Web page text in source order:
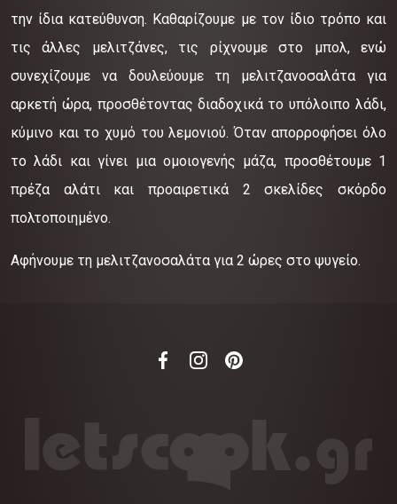
την ίδια κατεύθυνση. Καθαρίζουμε με τον ίδιο τρόπο και
τις άλλες μελιτζάνες, τις ρίχνουμε στο μπολ, ενώ
συνεχίζουμε να δουλεύουμε τη μελιτζανοσαλάτα για
αρκετή ώρα, προσθέτοντας διαδοχικά το υπόλοιπο λάδι,
κύμινο και το χυμό του λεμονιού. Όταν απορροφήσει όλο
το λάδι και γίνει μια ομοιογενής μάζα, προσθέτουμε 1
πρέζα αλάτι και προαιρετικά 2 σκελίδες σκόρδο
πολτοποιημένο.
Αφήνουμε τη μελιτζανοσαλάτα για 2 ώρες στο ψυγείο.